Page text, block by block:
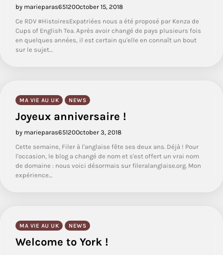
by marieparas65120October 15, 2018
Ce RDV #HistoiresExpatriées nous a été proposé par Kenza de
Cups of English Tea. Après avoir changé de pays plusieurs fois
en quelques années, il est certain qu'elle en connaît un bout
sur le sujet…
MA VIE AU UK NEWS
Joyeux anniversaire !
by marieparas65120October 3, 2018
Cette semaine, Filer à l'anglaise fête ses deux ans. Déjà ! Pour
l'occasion, le blog a changé de nom et s'est offert un vrai nom
de domaine : nous voici désormais sur fileralanglaise.org. Mon
expérience…
MA VIE AU UK NEWS
Welcome to York !